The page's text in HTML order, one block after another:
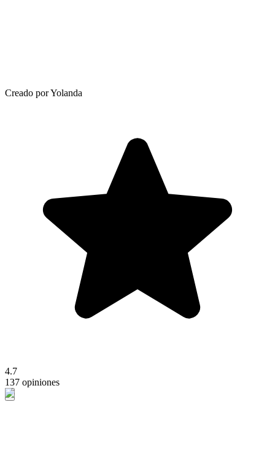
Creado por Yolanda
4.7
137 opiniones